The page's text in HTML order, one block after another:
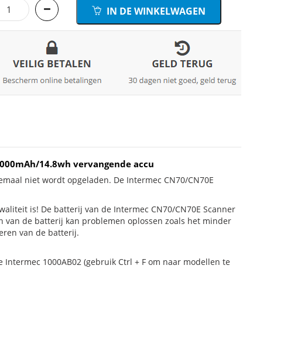
IN DE WINKELWAGEN
14.8wh vervangende accu
niet wordt opgeladen. De Intermec CN70/CN70E
is! De batterij van de Intermec CN70/CN70E Scanner
van de batterij kan problemen oplossen zoals het minder
van de batterij.
1000AB02 (gebruik Ctrl + F om naar modellen te